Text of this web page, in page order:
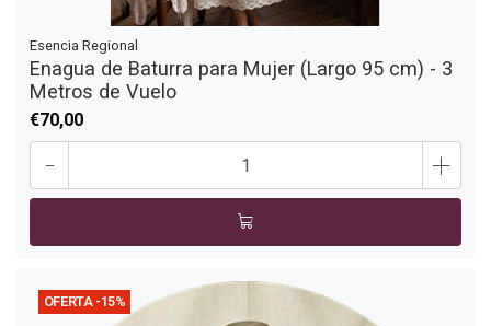
Esencia Regional
Enagua de Baturra para Mujer (Largo 95 cm) - 3
Metros de Vuelo
€70,00
- +
OFERTA -15%